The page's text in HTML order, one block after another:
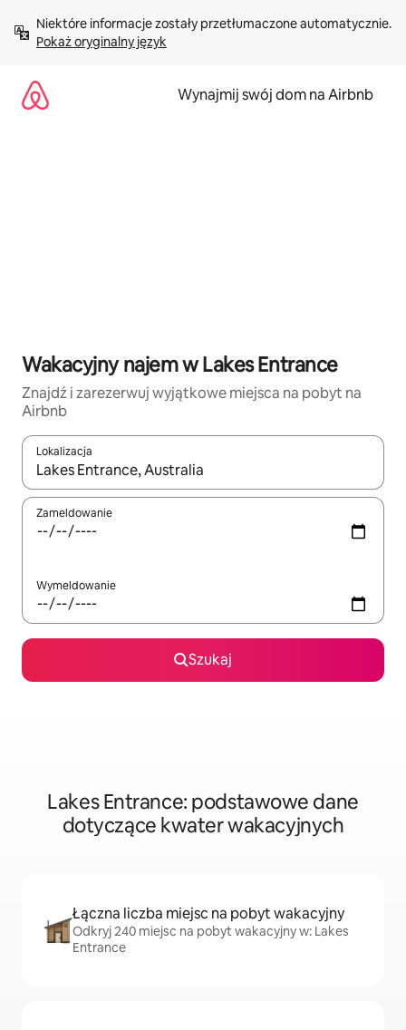
treści Pokaż oryginalny język
Wynajmij swój dom na Airbnb
Wakacyjny najem w Lakes Entrance
Znajdź i zarezerwuj wyjątkowe miejsca na pobyt na
Airbnb
Lokalizacja
Gdy wyniki będą dostępne, możesz poruszać się po nich za
Zameldowanie
Wymeldowanie
Szukaj
Lakes Entrance: podstawowe dane
dotyczące kwater wakacyjnych
Łączna liczba miejsc na pobyt wakacyjny
Odkryj 240 miejsc na pobyt wakacyjny w: Lakes
Entrance